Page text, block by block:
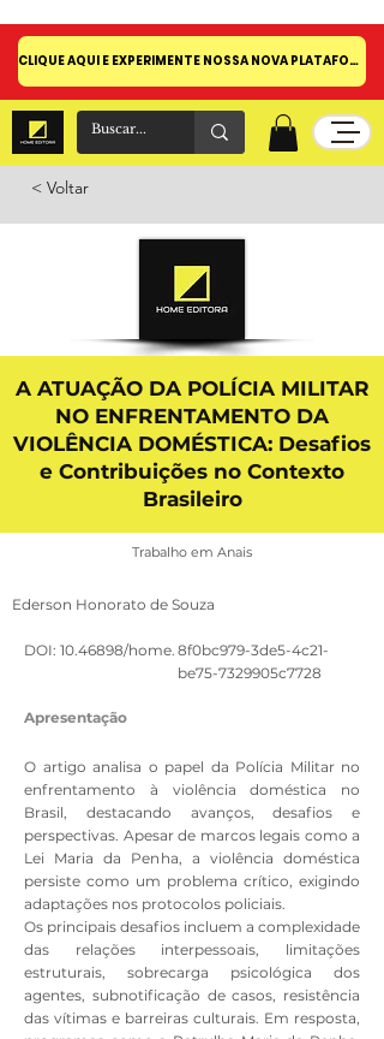
CLIQUE AQUI E EXPERIMENTE NOSSA NOVA PLATAFORMA!
< Voltar
A ATUAÇÃO DA POLÍCIA MILITAR
NO ENFRENTAMENTO DA
VIOLÊNCIA DOMÉSTICA: Desafios
e Contribuições no Contexto
Brasileiro
Trabalho em Anais
Ederson Honorato de Souza
DOI: 10.46898/home. 8f0bc979-3de5-4c21-
be75-7329905c7728
Apresentação
O artigo analisa o papel da Polícia Militar no
enfrentamento à violência doméstica no
Brasil, destacando avanços, desafios e
perspectivas. Apesar de marcos legais como a
Lei Maria da Penha, a violência doméstica
persiste como um problema crítico, exigindo
adaptações nos protocolos policiais.
Os principais desafios incluem a complexidade
das relações interpessoais, limitações
estruturais, sobrecarga psicológica dos
agentes, subnotificação de casos, resistência
das vítimas e barreiras culturais. Em resposta,